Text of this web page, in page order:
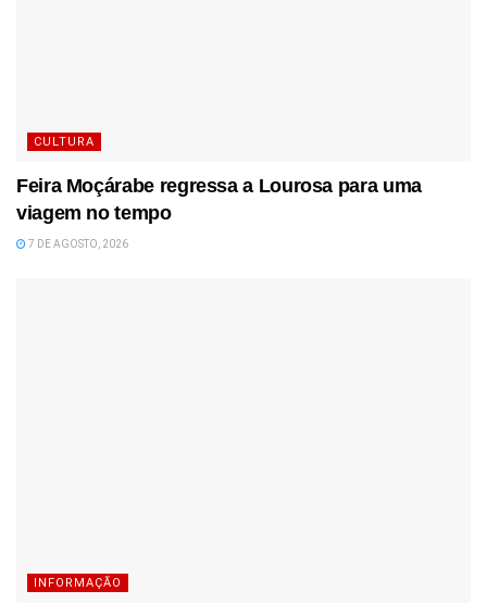
CULTURA
Feira Moçárabe regressa a Lourosa para uma
viagem no tempo
7 DE AGOSTO, 2026
INFORMAÇÃO